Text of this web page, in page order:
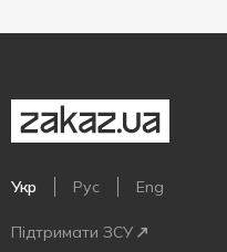
Укр Рус Eng
Підтримати ЗСУ